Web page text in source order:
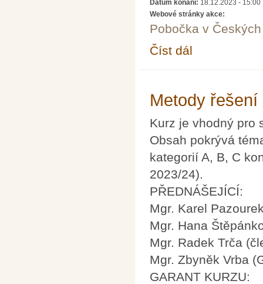
Datum konání: 18.12.2023 - 15:00
Webové stránky akce:
Pobočka v
Číst dál
Metody řešení
Kurz je vhodný pro
Obsah pokrývá
kategorií A, B, C
2023/24).
PŘEDNÁŠEJÍCÍ:
Mgr. Karel
Mgr. Hana
Mgr. Radek Trča
Mgr. Zbyněk Vrba
GARANT KURZU: